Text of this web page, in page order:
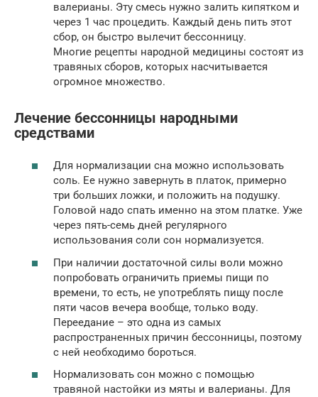
валерианы. Эту смесь нужно залить кипятком и
через 1 час процедить. Каждый день пить этот
сбор, он быстро вылечит бессонницу.
Многие рецепты народной медицины состоят из
травяных сборов, которых насчитывается
огромное множество.
Лечение бессонницы народными
средствами
Для нормализации сна можно использовать
соль. Ее нужно завернуть в платок, примерно
три больших ложки, и положить на подушку.
Головой надо спать именно на этом платке. Уже
через пять-семь дней регулярного
использования соли сон нормализуется.
При наличии достаточной силы воли можно
попробовать ограничить приемы пищи по
времени, то есть, не употреблять пищу после
пяти часов вечера вообще, только воду.
Переедание – это одна из самых
распространенных причин бессонницы, поэтому
с ней необходимо бороться.
Нормализовать сон можно с помощью
травяной настойки из мяты и валерианы. Для